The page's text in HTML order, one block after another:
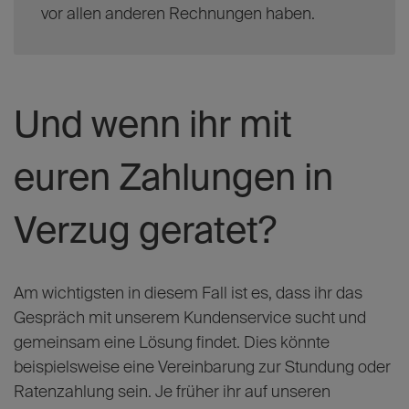
vor allen anderen Rechnungen haben.
Und wenn ihr mit
euren Zahlungen in
Verzug geratet?
Am wichtigsten in diesem Fall ist es, dass ihr das
Gespräch mit unserem Kundenservice sucht und
gemeinsam eine Lösung findet. Dies könnte
beispielsweise eine Vereinbarung zur Stundung oder
Ratenzahlung sein. Je früher ihr auf unseren